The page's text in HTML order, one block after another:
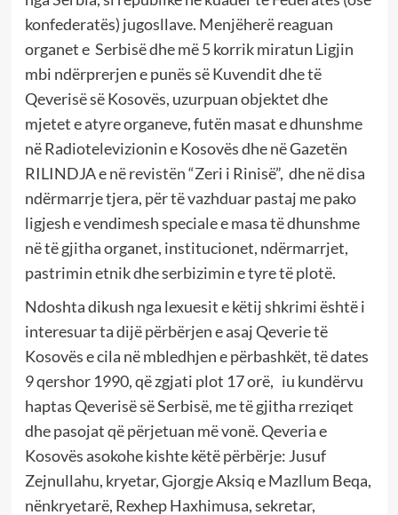
konfederatës) jugosllave. Menjëherë reaguan
organet e Serbisë dhe më 5 korrik miratun Ligjin
mbi ndërprerjen e punës së Kuvendit dhe të
Qeverisë së Kosovës, uzurpuan objektet dhe
mjetet e atyre organeve, futën masat e dhunshme
në Radiotelevizionin e Kosovës dhe në Gazetën
RILINDJA e në revistën “Zeri i Rinisë”, dhe në disa
ndërmarrje tjera, për të vazhduar pastaj me pako
ligjesh e vendimesh speciale e masa të dhunshme
në të gjitha organet, institucionet, ndërmarrjet,
pastrimin etnik dhe serbizimin e tyre të plotë.
Ndoshta dikush nga lexuesit e këtij shkrimi është i
interesuar ta dijë përbërjen e asaj Qeverie të
Kosovës e cila në mbledhjen e përbashkët, të dates
9 qershor 1990, që zgjati plot 17 orë, iu kundërvu
haptas Qeverisë së Serbisë, me të gjitha rreziqet
dhe pasojat që përjetuan më vonë. Qeveria e
Kosovës asokohe kishte këtë përbërje: Jusuf
Zejnullahu, kryetar, Gjorgje Aksiq e Mazllum Beqa,
nënkryetarë, Rexhep Haxhimusa, sekretar,